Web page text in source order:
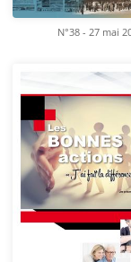
N°38 - 27 mai